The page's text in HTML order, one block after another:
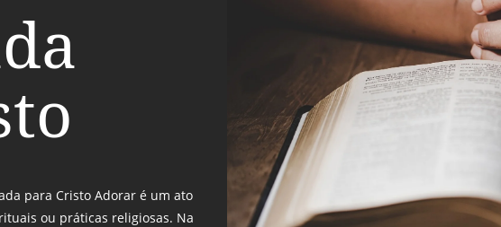
para Cristo Adorar é um ato
ou práticas religiosas. Na